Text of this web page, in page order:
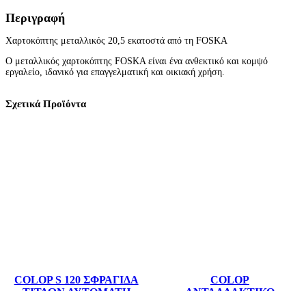
Η
Σ
Ε
Τ
Α
Λ
Ι
Κ
Περιγραφή
Χαρτοκόπτης μεταλλικός 20,5 εκατοστά από τη FOSKA
Ο μεταλλικός χαρτοκόπτης FOSKA είναι ένα ανθεκτικό και κομψό
εργαλείο, ιδανικό για επαγγελματική και οικιακή χρήση.
Σχετικά Προϊόντα
COLOP S 120 ΣΦΡΑΓΙΔΑ
COLOP